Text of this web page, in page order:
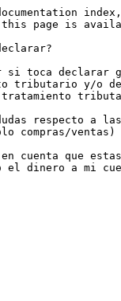
this page is
si toca declarar
tributario y/o
tratamiento
respecto a
compras/
en cuenta que